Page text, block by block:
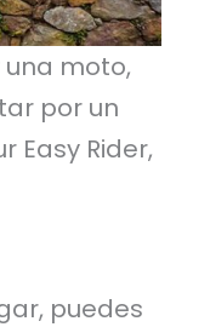
moto,
por un
Easy Rider,
puedes